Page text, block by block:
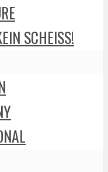
SCHEISS!